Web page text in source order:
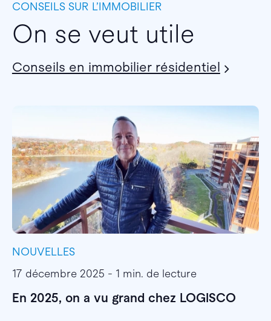
CONSEILS SUR L’IMMOBILIER
On se veut utile
Conseils en immobilier résidentiel
NOUVELLES
17 décembre 2025 - 1 min. de lecture
En 2025, on a vu grand chez LOGISCO